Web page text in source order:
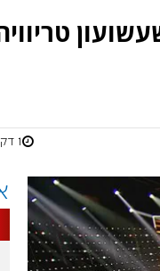
11' מנסה להיות שעשועון
1 דקות